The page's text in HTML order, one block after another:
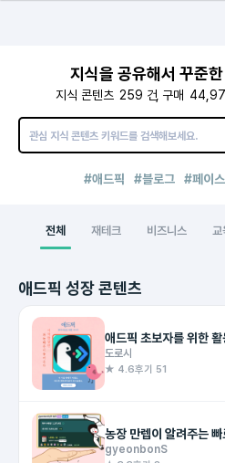
지식을 공유해서 꾸준
지식 콘텐츠 259 건 구매
#애드픽 #블로그 #페이
전체 재테크 비즈니스 교
애드픽 성장 콘텐츠
애드픽 초보자를 위한
도로시
★ 4.6후기 51
농장 만렙이 알려주는
gyeonbonS